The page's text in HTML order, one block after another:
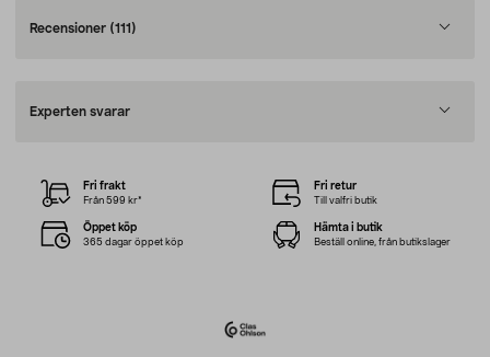
Recensioner (111)
Experten svarar
Fri frakt
Från 599 kr*
Fri retur
Till valfri butik
Öppet köp
365 dagar öppet köp
Hämta i butik
Beställ online, från butikslager